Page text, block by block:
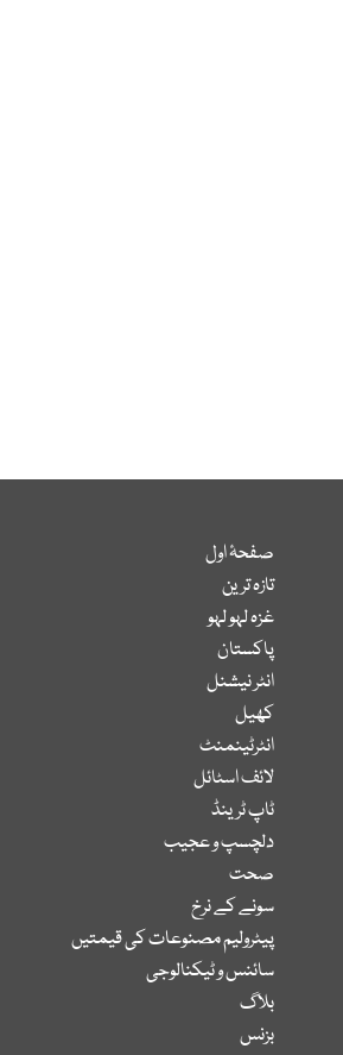
صفحۂ اول
تازہ ترین
غزہ لہو لہو
پاکستان
انٹر نیشنل
کھیل
انٹرٹینمنٹ
لائف اسٹائل
ٹاپ ٹرینڈ
دلچسپ و عجیب
صحت
سونے کے نرخ
پیٹرولیم مصنوعات کی قیمتیں
سائنس و ٹیکنالوجی
بلاگ
بزنس